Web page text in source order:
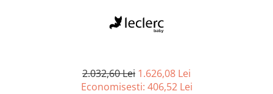
2.032,60 Lei 1.626,08 Lei
Economisesti: 406,52 Lei